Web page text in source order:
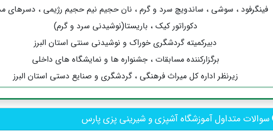
فینگرفود ، سوشی ، ساندویچ سرد و گرم ، نان حجیم نیم حجیم رژیمی ، دسرهای
دکوراتور کیک ، باریستا(نوشیدنی سرد و گرم)
دبیرکمیته گردشگری خوراک و نوشیدنی سنتی استان البرز
برگزارکننده مسابقات ، جشنواره ها و نمایشگاه های داخلی
زیرنظر اداره کل میراث فرهنگی ، گردشگری و صنایع دستی استان البرز
سوالات متداول آموزشگاه آشپزی و شیرینی پزی پارس